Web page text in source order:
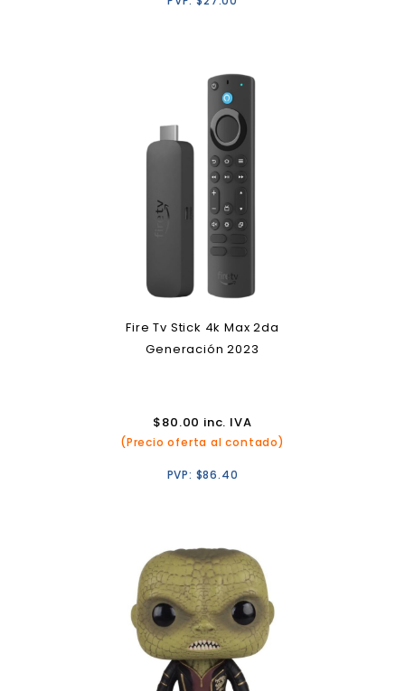
Fire Tv Stick 4k Max 2da
Generación 2023
$80.00 inc. IVA
(Precio oferta al contado)
PVP: $86.40